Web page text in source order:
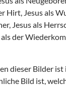
Hirt, Jesus als
Jesus als
als der
dieser Bilder ist
Bild ist,